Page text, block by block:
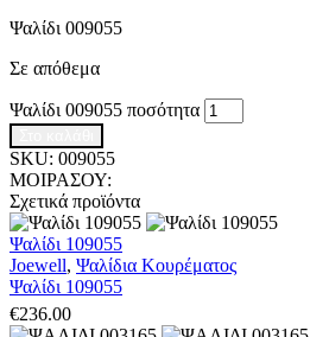
Ψαλίδι 009055
Σε απόθεμα
Ψαλίδι 009055 ποσότητα
SKU: 009055
ΜΟΙΡΑΣΟΥ:
Σχετικά προϊόντα
Ψαλίδι 109055
Joewell, Ψαλίδια Κουρέματος
Ψαλίδι 109055
€236.00